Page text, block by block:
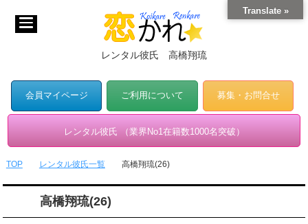
レンタル彼氏 高橋翔琉
会員マイページ ご利用について 募集・お問合せ
レンタル彼氏 （業界No1在籍数1000名突破）
TOP レンタル彼氏一覧 高橋翔琉(26)
高橋翔琉(26)
Translate »